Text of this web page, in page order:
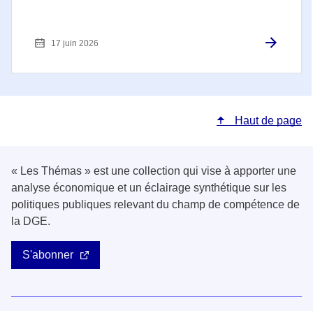
17 juin 2026
Haut de page
« Les Thémas » est une collection qui vise à apporter une
analyse économique et un éclairage synthétique sur les
politiques publiques relevant du champ de compétence de
la DGE.
S'abonner